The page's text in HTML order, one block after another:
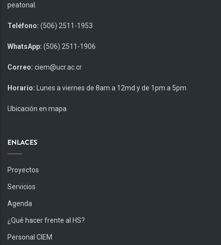
peatonal.
Teléfono: (506) 2511-1953
WhatsApp: (506) 2511-1906
Correo: ciem@ucr.ac.cr
Horario: Lunes a viernes de 8am a 12md y de 1pm a 5pm
Ubicación en mapa
ENLACES
Proyectos
Servicios
Agenda
¿Qué hacer frente al HS?
Personal CIEM